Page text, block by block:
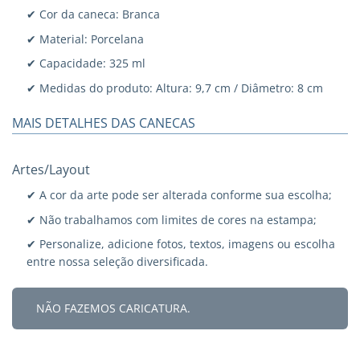
✔ Cor da caneca: Branca
✔ Material: Porcelana
✔ Capacidade: 325 ml
✔ Medidas do produto: Altura: 9,7 cm / Diâmetro: 8 cm
MAIS DETALHES DAS CANECAS
Artes/Layout
✔ A cor da arte pode ser alterada conforme sua escolha;
✔ Não trabalhamos com limites de cores na estampa;
✔ Personalize, adicione fotos, textos, imagens ou escolha
entre nossa seleção diversificada.
NÃO FAZEMOS CARICATURA.